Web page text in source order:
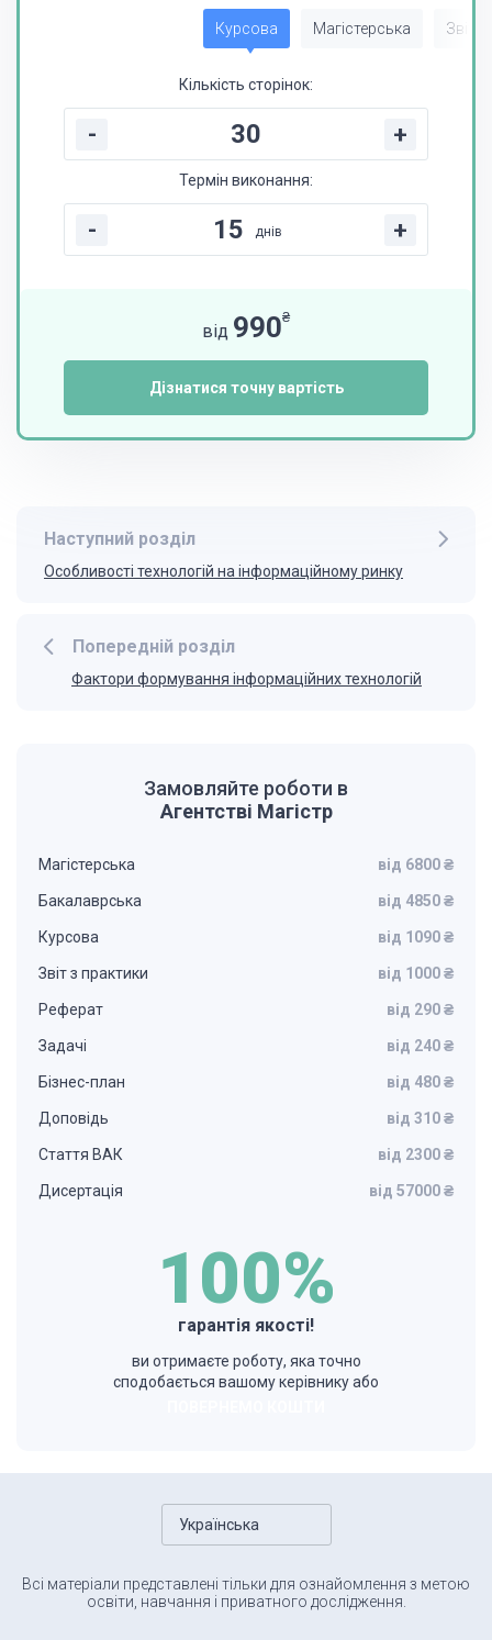
Курсова Магістерська Звіт
Кількість сторінок:
- +
Термін виконання:
- днів +
від 990₴
Дізнатися точну вартість
Попередній розділ
Фактори формування інформаційних технологій
Наступний розділ
Особливості технологій на інформаційному ринку
Замовляйте роботи в
Агентстві Магістр
Магістерська від 6800 ₴
Бакалаврська від 4850 ₴
Курсова від 1090 ₴
Звіт з практики від 1000 ₴
Реферат від 290 ₴
Задачі від 240 ₴
Бізнес-план від 480 ₴
Доповідь від 310 ₴
Стаття ВАК від 2300 ₴
Дисертація від 57000 ₴
100%
гарантія якості!
ви отримаєте роботу, яка точно
сподобається вашому керівнику або
Українська
Всі матеріали представлені тільки для ознайомлення з метою
освіти, навчання і приватного дослідження.